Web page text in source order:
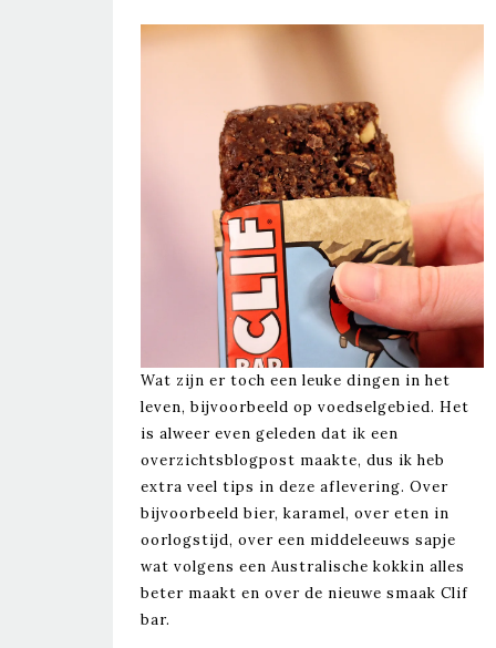
Wat zijn er toch een leuke dingen in het
leven, bijvoorbeeld op voedselgebied. Het
is alweer even geleden dat ik een
overzichtsblogpost maakte, dus ik heb
extra veel tips in deze aflevering. Over
bijvoorbeeld bier, karamel, over eten in
oorlogstijd, over een middeleeuws sapje
wat volgens een Australische kokkin alles
beter maakt en over de nieuwe smaak Clif
bar.